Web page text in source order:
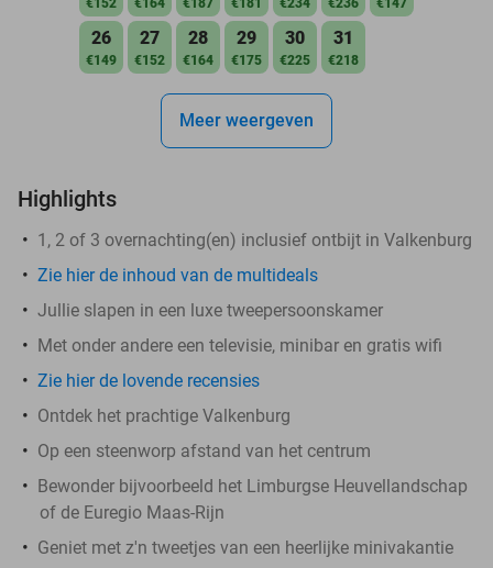
26
€149
27
€152
28
€164
29
€175
30
€225
31
€218
Meer weergeven
Highlights
1, 2 of 3 overnachting(en) inclusief ontbijt in Valkenburg
Zie hier de inhoud van de multideals
Jullie slapen in een luxe tweepersoonskamer
Met onder andere een televisie, minibar en gratis wifi
Zie hier de lovende recensies
Ontdek het prachtige Valkenburg
Op een steenworp afstand van het centrum
Bewonder bijvoorbeeld het Limburgse Heuvellandschap
of de Euregio Maas-Rijn
Geniet met z'n tweetjes van een heerlijke minivakantie